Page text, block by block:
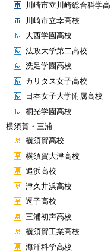
川崎市立川崎総合科学高
川崎市立幸高校
大西学園高校
法政大学第二高校
洗足学園高校
カリタス女子高校
日本女子大学附属高校
桐光学園高校
横須賀・三浦
横須賀高校
横須賀大津高校
追浜高校
津久井浜高校
逗子高校
三浦初声高校
横須賀工業高校
海洋科学高校